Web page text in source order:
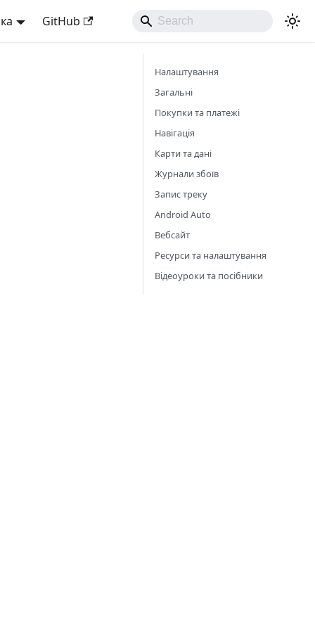
GitHub
Налаштування
Загальні
Покупки та платежі
Навігація
Карти та дані
Журнали збоїв
Запис треку
Android Auto
Вебсайт
Ресурси та налаштування
Відеоуроки та посібники